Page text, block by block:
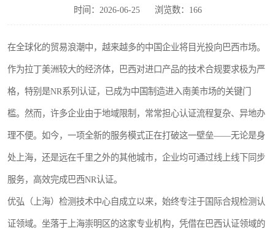
时间：2026-06-25 浏览数：166
在全球化的贸易浪潮中，越来越多的中国企业将目光投向巴西市场。
作为拉丁美洲较大的经济体，巴西对进口产品的技术合规要求极为严
格，特别是NR系列认证，已成为中国制造进入南美市场的关键门
槛。然而，许多企业由于地域限制，常常担心认证流程复杂、异地办
理不便。如今，一项全新的服务模式正在打破这一壁垒——无论是身
处上海，还是远在千里之外的其他城市，企业均可通过线上线下同步
服务，高效完成巴西NR认证。
优弘（上海）检测技术中心自成立以来，始终专注于国际合规检测认
证领域。坐落于上海崇明区的这家专业机构，凭借在巴西认证领域的